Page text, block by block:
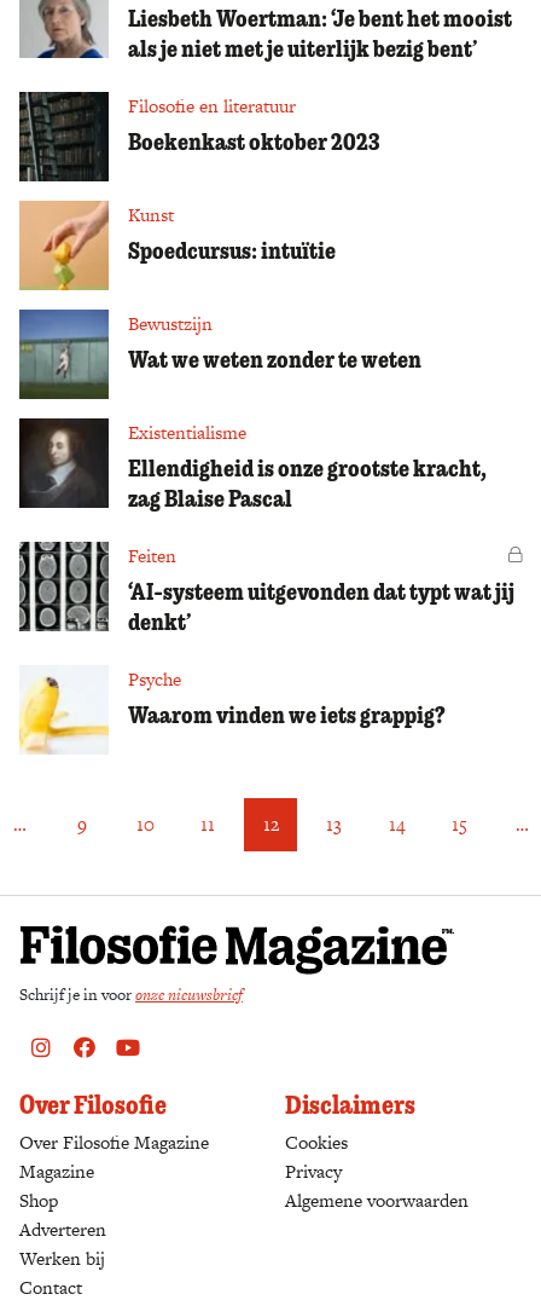
Liesbeth Woertman: ‘Je bent het mooist
als je niet met je uiterlijk bezig bent’
Filosofie en literatuur
Boekenkast oktober 2023
Kunst
Spoedcursus: intuïtie
Bewustzijn
Wat we weten zonder te weten
Existentialisme
Ellendigheid is onze grootste kracht,
zag Blaise Pascal
Feiten
‘AI-systeem uitgevonden dat typt wat jij
denkt’
Psyche
Waarom vinden we iets grappig?
… 9 10 11 12 13 14 15 …
Schrijf je in vooronze nieuwsbrief
Instagram
FacebookYoutube
Over Filosofie
Over Filosofie Magazine
Magazine
Shop
Adverteren
Werken bij
Contact
Disclaimers
Cookies
Privacy
Algemene voorwaarden